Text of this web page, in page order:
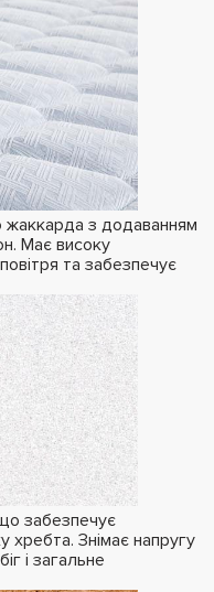
жаккарда з додаванням
Має високу
та забезпечує
забезпечує
хребта. Знімає напругу
і загальне